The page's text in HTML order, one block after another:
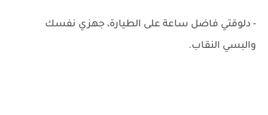
- دلوقتي فاضل ساعة على الطيارة، جهزي نفسك
والبسي النقاب.